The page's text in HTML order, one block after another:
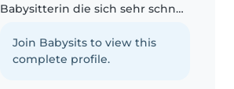
Babysitterin die sich sehr schnell
anpassen kann. Mit 2 Jahren
Erfahrung in der Betreuung von
Join Babysits to view this
complete profile.